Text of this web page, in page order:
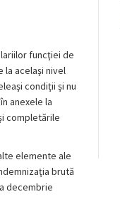
funcţiei de
la acelaşi nivel
condiţii şi nu
anexele la
completările
elemente ale
brută
decembrie